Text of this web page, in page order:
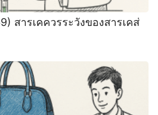
สารเคควรระวังของสารเคส่